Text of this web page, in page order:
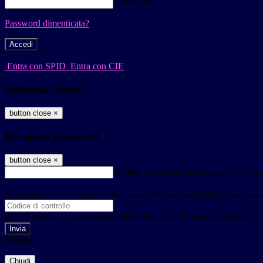
Password
Password dimenticata?
-
Entra con SPID Entra con CIE
Seleziona utente
button close ×
Recupero password
button close ×
E-mail Verrà inviato un messaggio
Non hai una e-mail associata al nome utente? Effettua il reset della password
E-mail inviata, si prega di controllare la casella di posta elettronica!
Errore
Chiudi